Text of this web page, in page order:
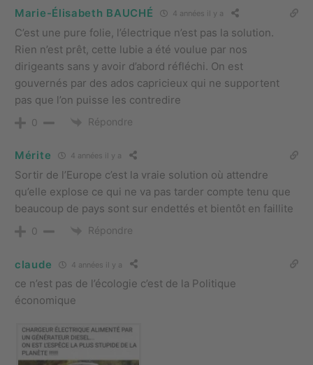
Marie-Élisabeth BAUCHÉ 4 années il y a
C’est une pure folie, l’électrique n’est pas la solution.
Rien n’est prêt, cette lubie a été voulue par nos
dirigeants sans y avoir d’abord réfléchi. On est
gouvernés par des ados capricieux qui ne supportent
pas que l’on puisse les contredire
0 Répondre
Mérite 4 années il y a
Sortir de l’Europe c’est la vraie solution où attendre
qu’elle explose ce qui ne va pas tarder compte tenu que
beaucoup de pays sont sur endettés et bientôt en faillite
0 Répondre
claude 4 années il y a
ce n’est pas de l’écologie c’est de la Politique
économique